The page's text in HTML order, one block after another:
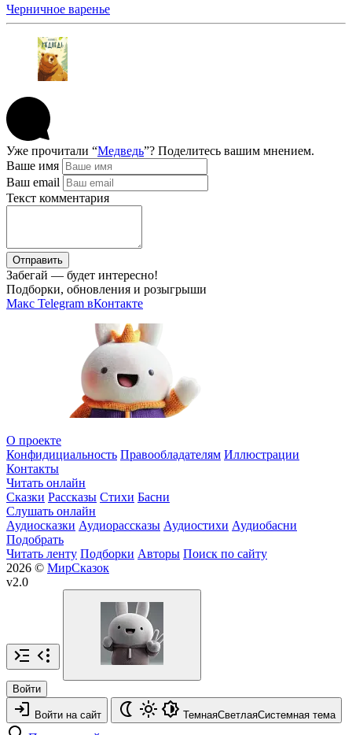
Черничное варенье
Уже прочитали “Медведь”? Поделитесь вашим мнением.
Ваше имя
Ваш email
Текст комментария
Отправить
Забегай — будет интересно!
Подборки, обновления и розыгрыши
Макс Telegram вКонтакте
О проекте
Конфидициальность Правообладателям Иллюстрации
Контакты
Читать онлайн
Сказки Рассказы Стихи Басни
Слушать онлайн
Аудиосказки Аудиорассказы Аудиостихи Аудиобасни
Подобрать
Читать ленту Подборки Авторы Поиск по сайту
2026 © МирСказок
v2.0
Войти
Войти на сайт ТемнаяСветлаяСистемная тема